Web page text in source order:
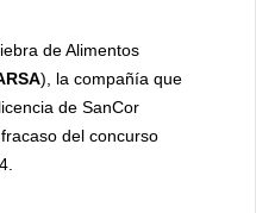
de Alimentos
), la compañía que
de SanCor
del concurso